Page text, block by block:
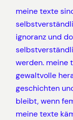
meine texte
ignoranz und
werden. meine
gewaltvolle
geschichten
bleibt, wenn
meine texte